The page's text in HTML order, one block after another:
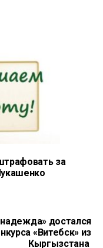
за
достался
«Витебск» из
Кыргызстана